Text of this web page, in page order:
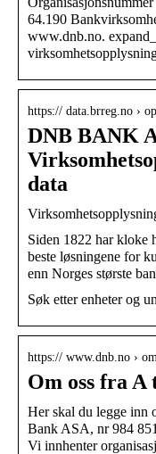
64.190
www.dnb.no.
https:// data.brreg.no ›
DNB BANK
data
Siden 1822 har kloke
beste løsningene for
enn Norges største
Søk etter enheter og
https:// www.dnb.no ›
Om oss fra
Her skal du legge inn
Bank ASA, nr 984
Vi innhenter